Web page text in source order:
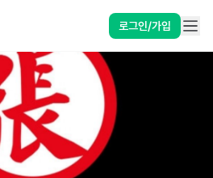
로그인/가입